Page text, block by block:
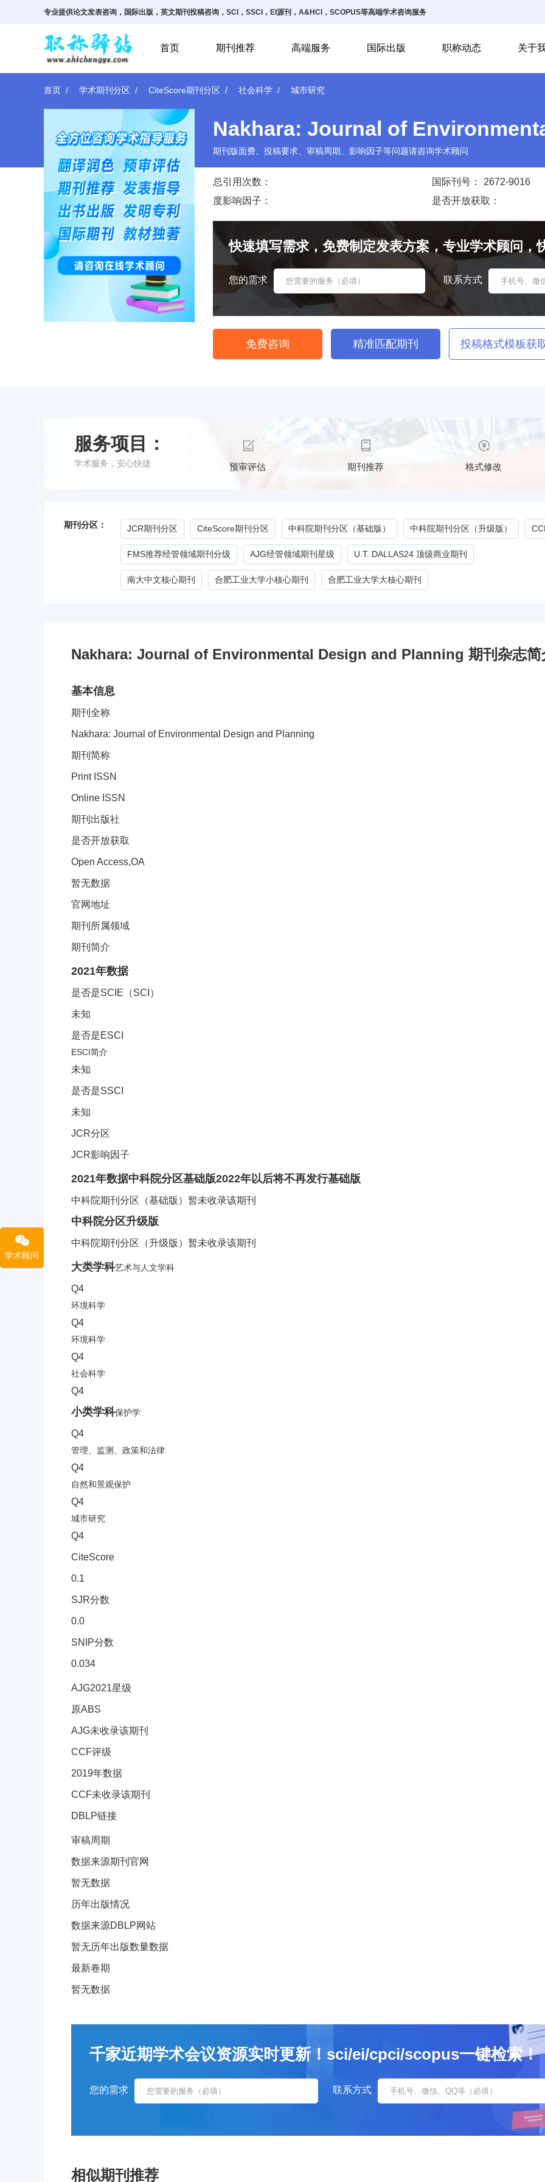
专业提供论文发表咨询，国际出版，英文期刊投稿咨询，SCI，SSCI，EI源刊，A&HCI，SCOPUS等高端学术咨询服务
首页 期刊推荐 高端服务 国际出版 职称动态 关于
首页 学术期刊分区 CiteScore期刊分区 社会科学 城市研究
Nakhara: Journal of
期刊版面费、投稿要求、审稿周期、影响因子等问题请咨询学术顾问
总引用次数：
度影响因子：
国际刊号：
2672-9016
是否开放获取：
快速填写需求，免费制定发表方案，专业学术顾问，
您的需求 联系方式
免费咨询 精准匹配期刊 投稿格式模板获
服务项目：
学术服务，安心快捷 预审评估 期刊推荐 格式修改
期刊分区： JCR期刊分区 CiteScore期刊分区 中科院期刊分区（基础版） 中科院期刊分区（升级版）
FMS推荐经管领域期刊分级 AJG经管领域期刊星级 U.T. DALLAS24 顶级商业期刊
南大中文核心期刊 合肥工业大学小核心期刊 合肥工业大学大核心期刊
Nakhara: Journal of Environmental Design and Planning 期刊杂志简
基本信息
期刊全称
Nakhara: Journal of Environmental Design and Planning
期刊简称
Print ISSN
Online ISSN
期刊出版社
是否开放获取
Open Access,OA
暂无数据
官网地址
期刊所属领域
期刊简介
JCR分区索引信息
2021年数据
是否是SCIE（SCI）
未知
是否是ESCI
ESCI简介
未知
是否是SSCI
未知
JCR分区
JCR影响因子
中科院分区信息
2021年数据中科院分区基础版2022年以后将不再发行基础版
中科院期刊分区（基础版）暂未收录该期刊
中科院分区升级版
中科院期刊分区（升级版）暂未收录该期刊
CiteScore分区信息
大类学科艺术与人文学科
Q4
环境科学
Q4
环境科学
Q4
社会科学
Q4
小类学科保护学
Q4
管理、监测、政策和法律
Q4
自然和景观保护
Q4
城市研究
Q4
CiteScore
0.1
SJR分数
0.0
SNIP分数
0.034
其它信息(AJG星级、CCF等级)
AJG2021星级
原ABS
AJG未收录该期刊
CCF评级
2019年数据
CCF未收录该期刊
DBLP链接
审稿周期和出版信息
审稿周期
数据来源期刊官网
暂无数据
历年出版情况
数据来源DBLP网站
暂无历年出版数量数据
最新卷期
暂无数据
千家近期学术会议资源实时更新！sci/ei/cpci/scopus一键检索！
您的需求 联系方式
相似期刊推荐
学术顾问